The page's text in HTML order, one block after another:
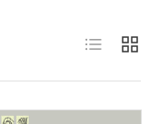
Lijst Raster